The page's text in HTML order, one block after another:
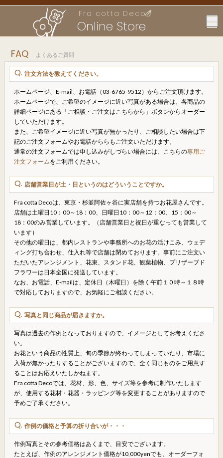
Fra cotta Deco
Online Store
FAQ よくあるご質問
注文方法を教えてください。
ホームページ、E-mail、お電話（03-6765-9512）からご注文頂けます。
ホームページで、ご希望のイメージに近い写真がある場合は、各商品の
詳細ページにある「ご相談・ご注文はこちらから」ボタンからオーダー
していただけます。
また、ご希望イメージに近い写真が無かったり、ご相談したい場合は下
記のご注文フォームやお電話かららもご注文いただけます。
通常の注文フォームでは申し込みがしづらい場合には、こちらの専用ご
注文フォームをご利用ください。
店舗営業日が土・日というのはどういうことですか。
Fra cotta Decoは、東京・杉並阿佐ヶ谷に実店舗を持つお花屋さんです。
店舗は土曜日10：00～18：00、日曜日10：00～12：00、15：00～
18：00のみ営業しています。（店舗営業日と祝日が重なっても営業して
います）
その他の曜日は、都内レストランや事務所へのお花の活けこみ、ウェデ
ィング打ち合わせ、仕入れ等で店舗は閉めております。事前にご注文い
ただいたアレンジメント、花束、スタンド花、観葉植物、プリザーブド
フラワーは日本全国に発送しています。
なお、お電話、E-mailは、定休日（木曜日）を除く午前１０時～１８時
で対応しておりますので、お気軽にご相談ください。
写真と同じ商品が届きますか。
写真は過去の作例となっておりますので、イメージとしてお考えくださ
い。
お花という商品の性質上、旬の季節が終わってしまっていたり、市場に
入荷が無かったりすることがございますので、全く同じものをご用意す
ることはお応えいたしかねます。
Fra cotta Decoでは、花材、形、色、サイズ等を参考に制作いたします
が、使用する花材・花器・ラッピング等を変更することがありますので
予めご了承ください。
作例の価格と予算の折り合いが・・・
作例写真とその参考価格はあくまで、目安でございます。
たとえば、作例のアレンジメント価格が10,000yenでも、オーダーフォ